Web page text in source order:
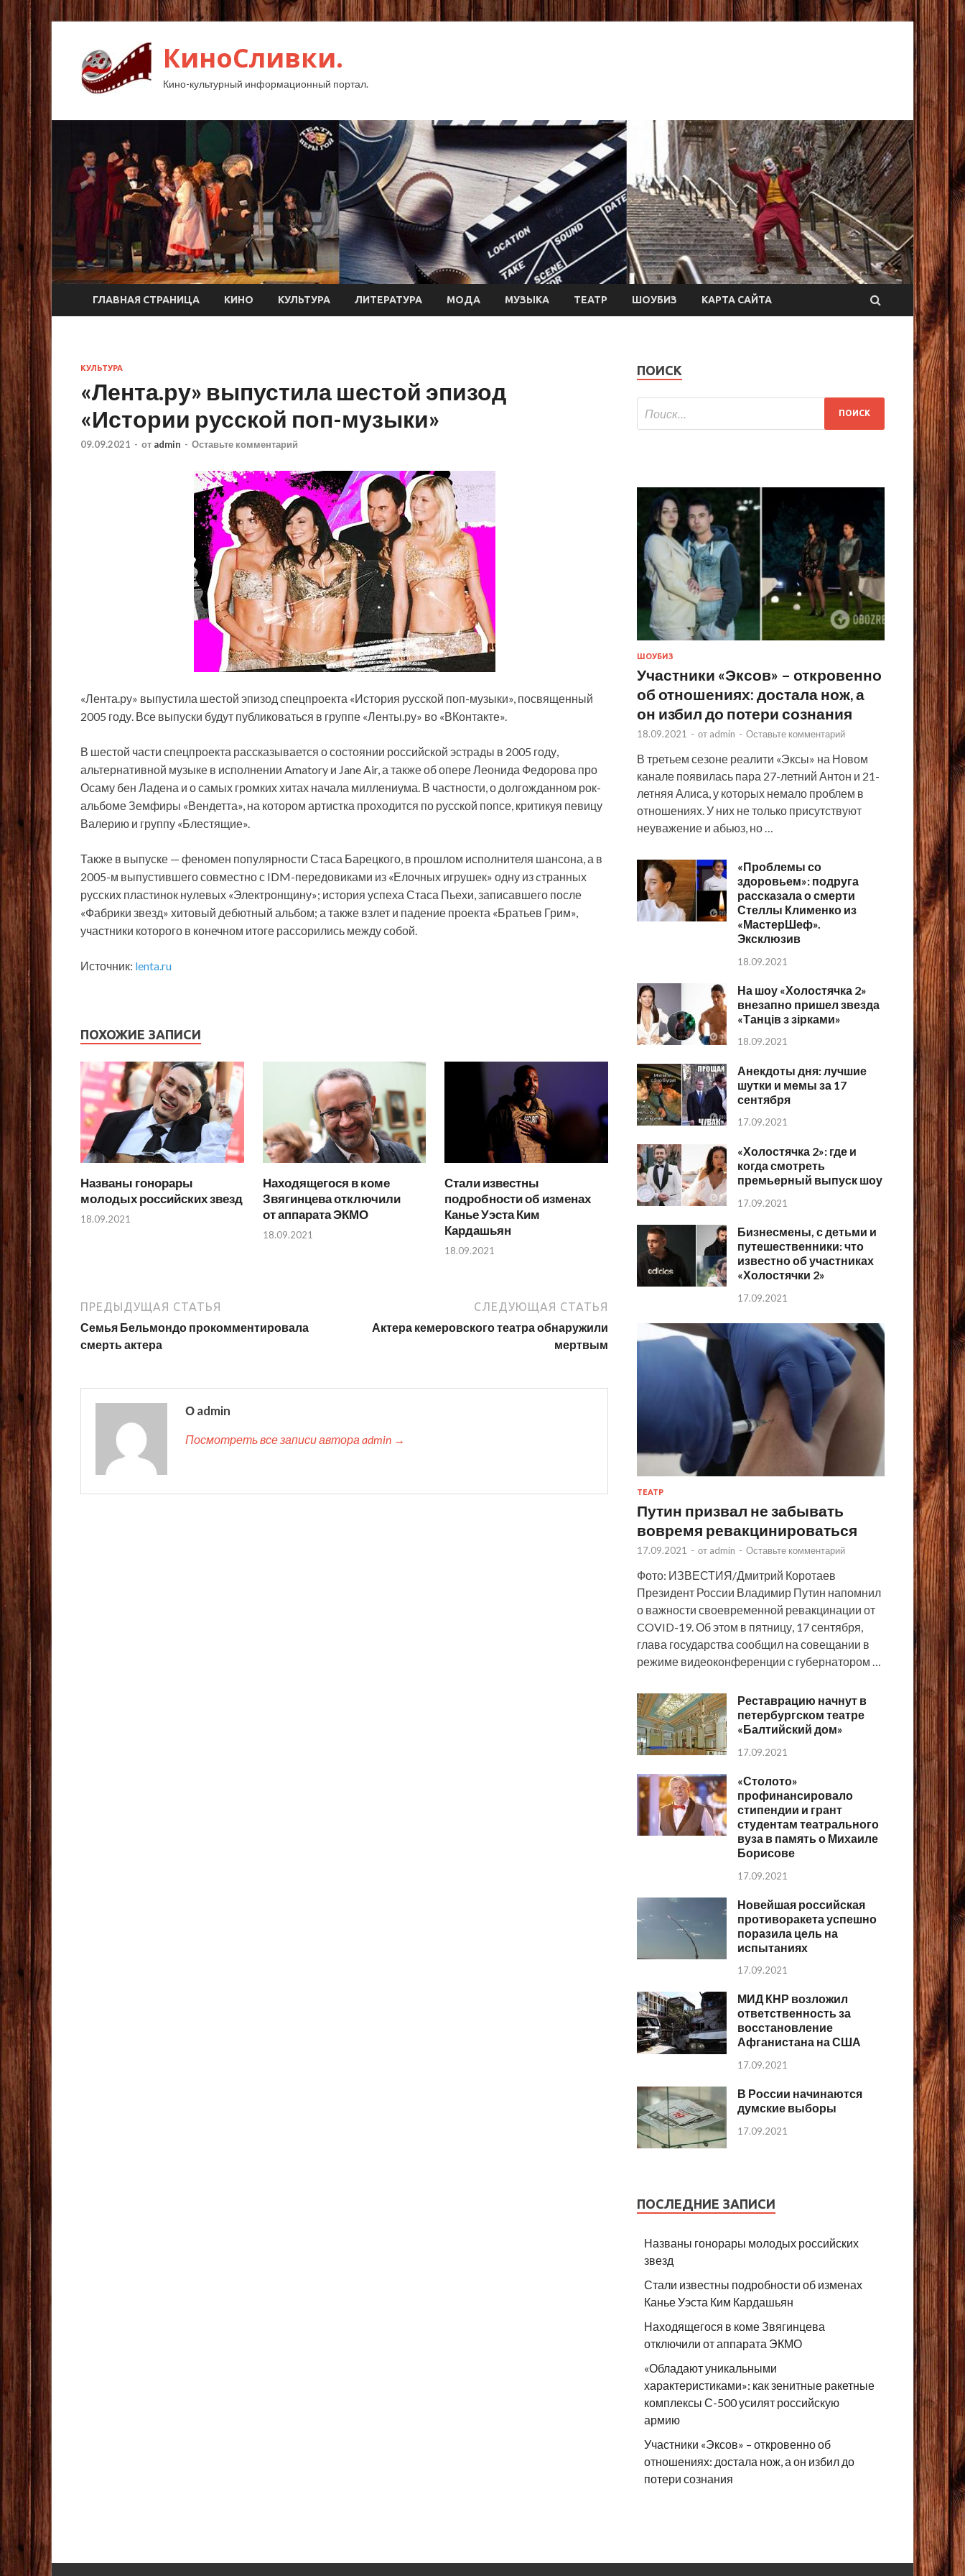
КиноСливки.
Кино-культурный информационный портал.
ГЛАВНАЯ СТРАНИЦА КИНО КУЛЬТУРА ЛИТЕРАТУРА МОДА МУЗЫКА ТЕАТР ШОУБИЗ КАРТА САЙТА
КУЛЬТУРА
«Лента.ру» выпустила шестой эпизод
«Истории русской поп-музыки»
09.09.2021 - от admin - Оставьте комментарий
«Лента.ру» выпустила шестой эпизод спецпроекта «История русской поп-музыки», посвященный
2005 году. Все выпуски будут публиковаться в группе «Ленты.ру» во «ВКонтакте».
В шестой части спецпроекта рассказывается о состоянии российской эстрады в 2005 году,
альтернативной музыке в исполнении Amatory и Jane Air, а также об опере Леонида Федорова про
Осаму бен Ладена и о самых громких хитах начала миллениума. В частности, о долгожданном рок-
альбоме Земфиры «Вендетта», на котором артистка проходится по русской попсе, критикуя певицу
Валерию и группу «Блестящие».
Также в выпуске — феномен популярности Стаса Барецкого, в прошлом исполнителя шансона, а в
2005-м выпустившего совместно с IDM-передовиками из «Елочных игрушек» одну из cтранных
русских пластинок нулевых «Электронщину»; история успеха Стаса Пьехи, записавшего после
«Фабрики звезд» хитовый дебютный альбом; а также взлет и падение проекта «Братьев Грим»,
участники которого в конечном итоге рассорились между собой.
Источник: lenta.ru
ПОХОЖИЕ ЗАПИСИ
Названы гонорары
молодых российских звезд
18.09.2021
Находящегося в коме
Звягинцева отключили
от аппарата ЭКМО
18.09.2021
Стали известны
подробности об изменах
Канье Уэста Ким
Кардашьян
18.09.2021
ПРЕДЫДУЩАЯ СТАТЬЯ
Семья Бельмондо прокомментировала
смерть актера
СЛЕДУЮЩАЯ СТАТЬЯ
Актера кемеровского театра обнаружили
мертвым
О admin
Посмотреть все записи автора admin →
ПОИСК
ШОУБИЗ
Участники «Эксов» – откровенно
об отношениях: достала нож, а
он избил до потери сознания
18.09.2021 - от admin - Оставьте комментарий
В третьем сезоне реалити «Эксы» на Новом
канале появилась пара 27-летний Антон и 21-
летняя Алиса, у которых немало проблем в
отношениях. У них не только присутствуют
неуважение и абьюз, но …
«Проблемы со
здоровьем»: подруга
рассказала о смерти
Стеллы Клименко из
«МастерШеф».
Эксклюзив
18.09.2021
На шоу «Холостячка 2»
внезапно пришел звезда
«Танців з зірками»
18.09.2021
Анекдоты дня: лучшие
шутки и мемы за 17
сентября
17.09.2021
«Холостячка 2»: где и
когда смотреть
премьерный выпуск шоу
17.09.2021
Бизнесмены, с детьми и
путешественники: что
известно об участниках
«Холостячки 2»
17.09.2021
ТЕАТР
Путин призвал не забывать
вовремя ревакцинироваться
17.09.2021 - от admin - Оставьте комментарий
Фото: ИЗВЕСТИЯ/Дмитрий Коротаев
Президент России Владимир Путин напомнил
о важности своевременной ревакцинации от
COVID-19. Об этом в пятницу, 17 сентября,
глава государства сообщил на совещании в
режиме видеоконференции с губернатором …
Реставрацию начнут в
петербургском театре
«Балтийский дом»
17.09.2021
«Столото»
профинансировало
стипендии и грант
студентам театрального
вуза в память о Михаиле
Борисове
17.09.2021
Новейшая российская
противоракета успешно
поразила цель на
испытаниях
17.09.2021
МИД КНР возложил
ответственность за
восстановление
Афганистана на США
17.09.2021
В России начинаются
думские выборы
17.09.2021
ПОСЛЕДНИЕ ЗАПИСИ
Названы гонорары молодых российских
звезд
Стали известны подробности об изменах
Канье Уэста Ким Кардашьян
Находящегося в коме Звягинцева
отключили от аппарата ЭКМО
«Обладают уникальными
характеристиками»: как зенитные ракетные
комплексы С-500 усилят российскую
армию
Участники «Эксов» – откровенно об
отношениях: достала нож, а он избил до
потери сознания